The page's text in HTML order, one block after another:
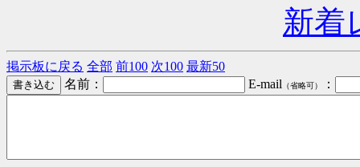
新着
掲示板に戻る 全部 前100 次100 最新50
名前：
E-mail （省略可） ：